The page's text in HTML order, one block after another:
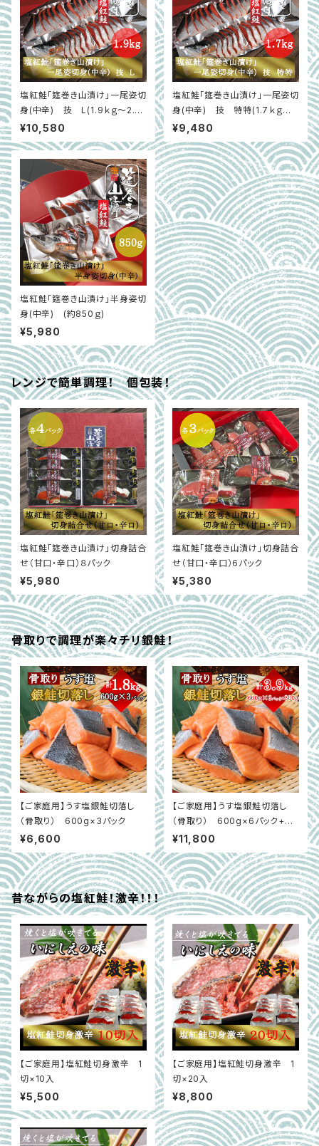
塩紅鮭「筵巻き山漬け」一尾姿切
身(中辛) 技 L(1.9ｋｇ～2.2
ｋｇ)
¥10,580
塩紅鮭「筵巻き山漬け」一尾姿切
身(中辛) 技 特特(1.7ｋｇ～1.
8ｋｇ)
¥9,480
塩紅鮭「筵巻き山漬け」半身姿切
身(中辛) (約850ｇ)
¥5,980
レンジで簡単調理！ 個包装！
塩紅鮭「筵巻き山漬け」切身詰合
せ（甘口・辛口）８パック
¥5,980
塩紅鮭「筵巻き山漬け」切身詰合
せ（甘口・辛口）6パック
¥5,380
骨取りで調理が楽々チリ銀鮭！
【ご家庭用】うす塩銀鮭切落し
（骨取り） 600g×3パック
¥6,600
【ご家庭用】うす塩銀鮭切落し
（骨取り） 600g×6パック+30
0g
¥11,800
昔ながらの塩紅鮭！激辛！！！
【ご家庭用】塩紅鮭切身激辛 1
切×10入
¥5,500
【ご家庭用】塩紅鮭切身激辛 1
切×20入
¥8,800